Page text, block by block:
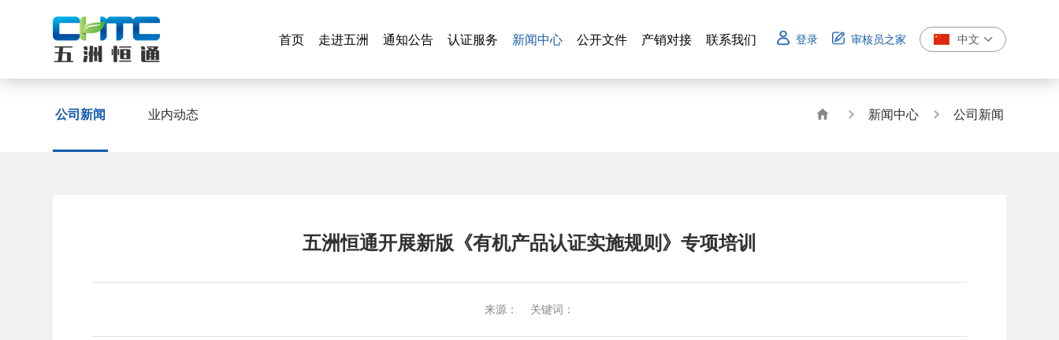
首页 走进五洲 通知公告 认证服务 新闻中心 公开文件 产销对接 联系我们 登录 审核员之家 中文
公司新闻 业内动态 新闻中心 公司新闻
五洲恒通开展新版《有机产品认证实施规则》专项培训
来源： 关键词：